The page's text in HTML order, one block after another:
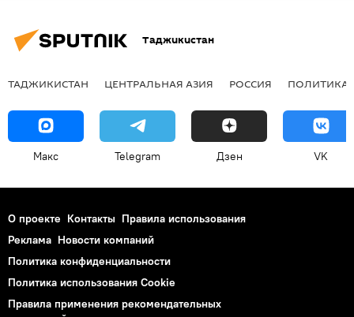
Таджикистан
ТАДЖИКИСТАН ЦЕНТРАЛЬНАЯ АЗИЯ РОССИЯ ПОЛИТИКА
Макс Telegram Дзен VK
О проекте Контакты Правила использования
Реклама Новости компаний
Политика конфиденциальности
Политика использования Cookie
Правила применения рекомендательных